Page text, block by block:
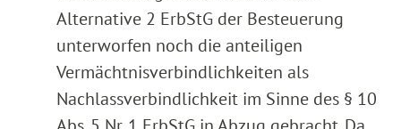
Alternative 2 ErbStG der Besteuerung
unterworfen noch die anteiligen
Vermächtnisverbindlichkeiten als
Nachlassverbindlichkeit im Sinne des § 10